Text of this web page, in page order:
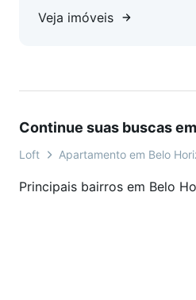
Veja imóveis
Continue suas buscas
Loft Apartamento em Belo